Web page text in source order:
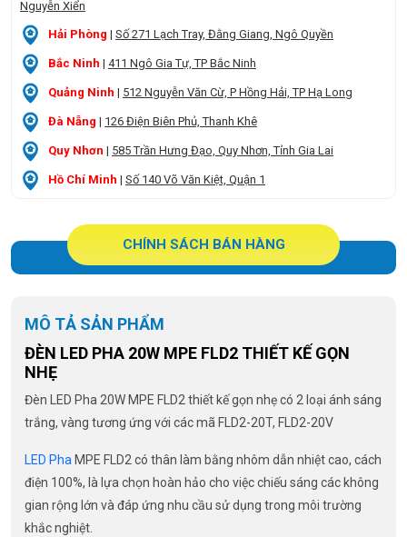
Nguyễn Xiển
Hải Phòng | Số 271 Lạch Tray, Đằng Giang, Ngô Quyền
Bắc Ninh | 411 Ngô Gia Tự, TP Bắc Ninh
Quảng Ninh | 512 Nguyễn Văn Cừ, P Hồng Hải, TP Hạ Long
Đà Nẵng | 126 Điện Biên Phủ, Thanh Khê
Quy Nhơn | 585 Trần Hưng Đạo, Quy Nhơn, Tỉnh Gia Lai
Hồ Chí Minh | Số 140 Võ Văn Kiệt, Quận 1
CHÍNH SÁCH BÁN HÀNG
MÔ TẢ SẢN PHẨM
ĐÈN LED PHA 20W MPE FLD2 THIẾT KẾ GỌN
NHẸ
Đèn LED Pha 20W MPE FLD2 thiết kế gọn nhẹ có 2 loại ánh sáng
trắng, vàng tương ứng với các mã FLD2-20T, FLD2-20V
LED Pha MPE FLD2 có thân làm bằng nhôm dẫn nhiệt cao, cách
điện 100%, là lựa chọn hoàn hảo cho việc chiếu sáng các không
gian rộng lớn và đáp ứng nhu cầu sử dụng trong môi trường
khắc nghiệt.